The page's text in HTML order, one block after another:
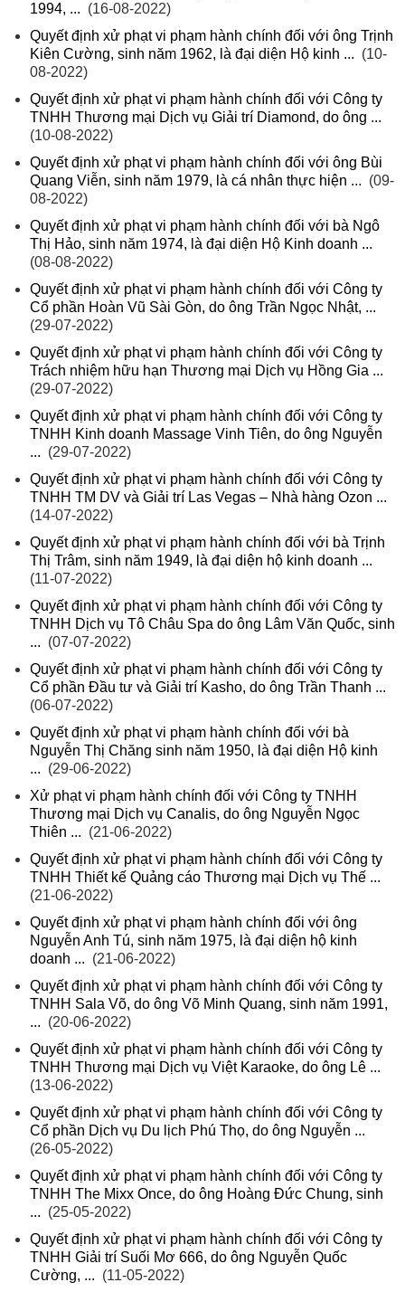
1994, ... (16-08-2022)
Quyết định xử phạt vi phạm hành chính đối với ông Trịnh
Kiên Cường, sinh năm 1962, là đại diện Hộ kinh ... (10-
08-2022)
Quyết định xử phạt vi phạm hành chính đối với Công ty
TNHH Thương mại Dịch vụ Giải trí Diamond, do ông ...
(10-08-2022)
Quyết định xử phạt vi phạm hành chính đối với ông Bùi
Quang Viễn, sinh năm 1979, là cá nhân thực hiện ... (09-
08-2022)
Quyết định xử phạt vi phạm hành chính đối với bà Ngô
Thị Hảo, sinh năm 1974, là đại diện Hộ Kinh doanh ...
(08-08-2022)
Quyết định xử phạt vi phạm hành chính đối với Công ty
Cổ phần Hoàn Vũ Sài Gòn, do ông Trần Ngọc Nhật, ...
(29-07-2022)
Quyết định xử phạt vi phạm hành chính đối với Công ty
Trách nhiệm hữu hạn Thương mại Dịch vụ Hồng Gia ...
(29-07-2022)
Quyết định xử phạt vi phạm hành chính đối với Công ty
TNHH Kinh doanh Massage Vinh Tiên, do ông Nguyễn
... (29-07-2022)
Quyết định xử phạt vi phạm hành chính đối với Công ty
TNHH TM DV và Giải trí Las Vegas – Nhà hàng Ozon ...
(14-07-2022)
Quyết định xử phạt vi phạm hành chính đối với bà Trịnh
Thị Trâm, sinh năm 1949, là đại diện hộ kinh doanh ...
(11-07-2022)
Quyết định xử phạt vi phạm hành chính đối với Công ty
TNHH Dịch vụ Tô Châu Spa do ông Lâm Văn Quốc, sinh
... (07-07-2022)
Quyết định xử phạt vi phạm hành chính đối với Công ty
Cổ phần Đầu tư và Giải trí Kasho, do ông Trần Thanh ...
(06-07-2022)
Quyết định xử phạt vi phạm hành chính đối với bà
Nguyễn Thị Chăng sinh năm 1950, là đại diện Hộ kinh
... (29-06-2022)
Xử phạt vi phạm hành chính đối với Công ty TNHH
Thương mại Dịch vụ Canalis, do ông Nguyễn Ngọc
Thiên ... (21-06-2022)
Quyết định xử phạt vi phạm hành chính đối với Công ty
TNHH Thiết kế Quảng cáo Thương mại Dịch vụ Thế ...
(21-06-2022)
Quyết định xử phạt vi phạm hành chính đối với ông
Nguyễn Anh Tú, sinh năm 1975, là đại diện hộ kinh
doanh ... (21-06-2022)
Quyết định xử phạt vi phạm hành chính đối với Công ty
TNHH Sala Võ, do ông Võ Minh Quang, sinh năm 1991,
... (20-06-2022)
Quyết định xử phạt vi phạm hành chính đối với Công ty
TNHH Thương mại Dịch vụ Việt Karaoke, do ông Lê ...
(13-06-2022)
Quyết định xử phạt vi phạm hành chính đối với Công ty
Cổ phần Dịch vụ Du lịch Phú Thọ, do ông Nguyễn ...
(26-05-2022)
Quyết định xử phạt vi phạm hành chính đối với Công ty
TNHH The Mixx Once, do ông Hoàng Đức Chung, sinh
... (25-05-2022)
Quyết định xử phạt vi phạm hành chính đối với Công ty
TNHH Giải trí Suối Mơ 666, do ông Nguyễn Quốc
Cường, ... (11-05-2022)